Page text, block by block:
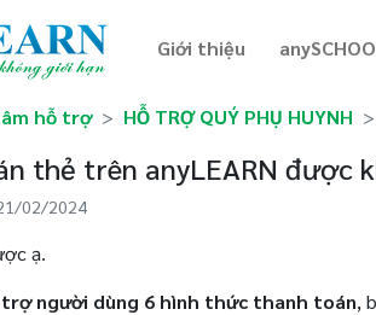
Giới thiệu
hỗ trợ HỖ TRỢ QUÝ PHỤ HUYNH
thẻ trên anyLEARN được
02/2024
ạ.
trợ người dùng 6 hình thức thanh toán,